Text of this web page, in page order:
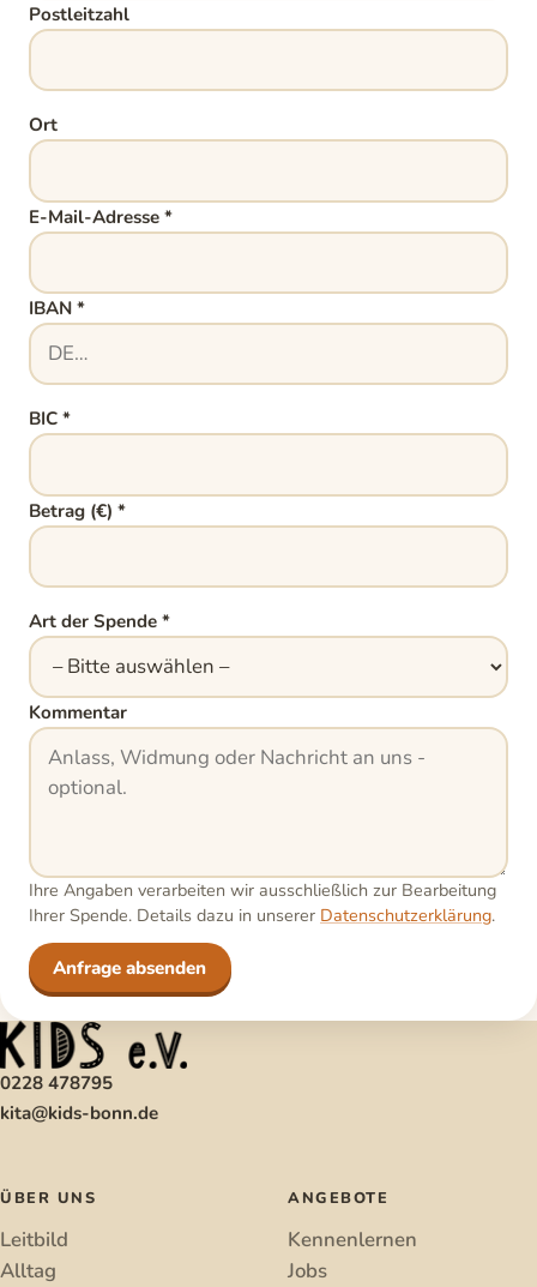
Postleitzahl
Ort
E-Mail-Adresse *
IBAN *
BIC *
Betrag (€) *
Art der Spende *
Kommentar
Ihre Angaben verarbeiten wir ausschließlich zur Bearbeitung
Ihrer Spende. Details dazu in unserer Datenschutzerklärung.
Anfrage absenden
0228 478795
kita@kids-bonn.de
ÜBER UNS
Leitbild
Alltag
ANGEBOTE
Kennenlernen
Jobs